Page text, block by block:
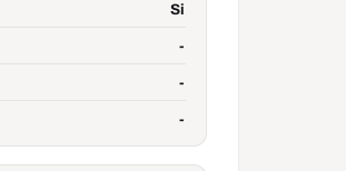
Si
-
-
-